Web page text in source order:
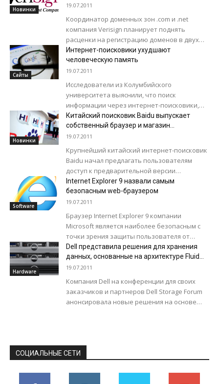
Новинки
19.07.2011
Координатор доменных зон .com и .net
компания Verisign планирует поднять
расценки на регистрацию доменов в двух
зонах. О факте роста цен компания
сообщила спустя...
Сайты
Интернет-поисковики ухудшают
человеческую память
19.07.2011
Исследователи из Колумбийского
университета выяснили, что поиск
информации через интернет-поисковики,
вроде Google, негативно влияет на
человеческую память. По словам экспертов,
сейчас все больше пользователей...
Новинки
Китайский поисковик Baidu выпускает
собcтвенный браузер и магазин
приложений
19.07.2011
Крупнейший китайский интернет-поисковик
Baidu начал предлагать пользователям
доступ к предварительной версии
собственного интернет-браузера, а также к
собственной коллекции 30000 интернет-
приложений, взаимодействующих с
различными продуктами...
Software
Internet Explorer 9 назвали самым
безопасным web-браузером
19.07.2011
Браузер Internet Explorer 9 компании
Microsoft является наиболее безопасным с
точки зрения защиты пользователя от
посещения различных вредоносных сайтов.
Об этом говорится в исследовании...
Hardware
Dell представила решения для хранения
данных, основанные на архитектуре Fluid
Data
19.07.2011
Компания Dell на конференции для своих
заказчиков и партнеров Dell Storage Forum
анонсировала новые решения на основе
СОЦИАЛЬНЫЕ СЕТИ